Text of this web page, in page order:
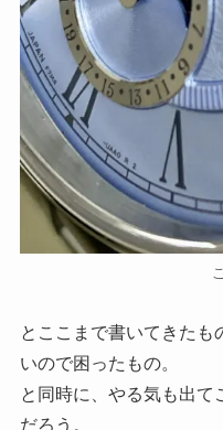
とここまで書いてきたも
いので困ったもの。
と同時に、やる気も出て
だろう。